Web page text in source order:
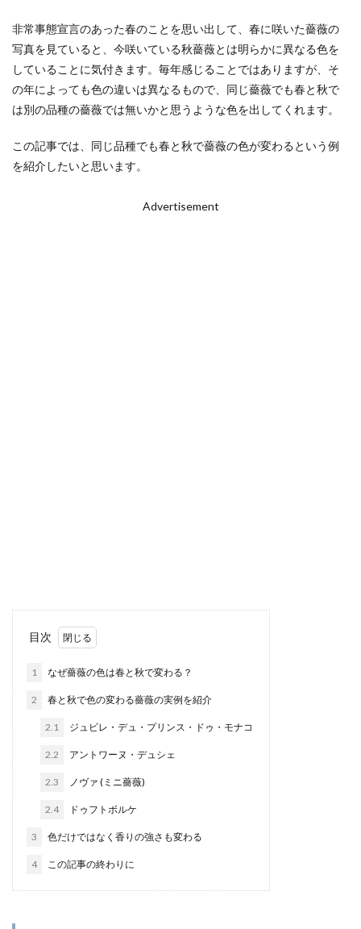
非常事態宣言のあった春のことを思い出して、春に咲いた薔薇の
写真を見ていると、今咲いている秋薔薇とは明らかに異なる色を
していることに気付きます。毎年感じることではありますが、そ
の年によっても色の違いは異なるもので、同じ薔薇でも春と秋で
は別の品種の薔薇では無いかと思うような色を出してくれます。
この記事では、同じ品種でも春と秋で薔薇の色が変わるという例
を紹介したいと思います。
Advertisement
目次
1 なぜ薔薇の色は春と秋で変わる？
2 春と秋で色の変わる薔薇の実例を紹介
2.1 ジュビレ・デュ・プリンス・ドゥ・モナコ
2.2 アントワーヌ・デュシェ
2.3 ノヴァ (ミニ薔薇)
2.4 ドゥフトボルケ
3 色だけではなく香りの強さも変わる
4 この記事の終わりに